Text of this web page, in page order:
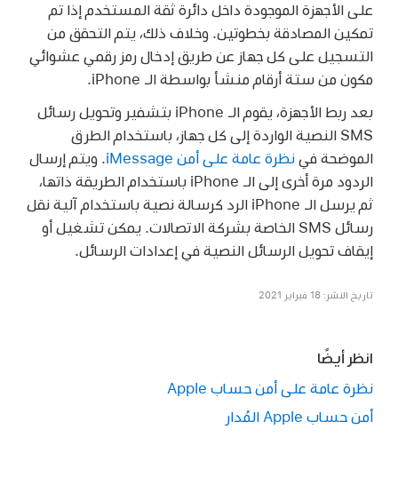
على الأجهزة الموجودة داخل دائرة ثقة المستخدم إذا تم
تمكين المصادقة بخطوتين. وخلاف ذلك، يتم التحقق من
التسجيل على كل جهاز عن طريق إدخال رمز رقمي عشوائي
مكون من ستة أرقام منشأ بواسطة الـ iPhone.
بعد ربط الأجهزة، يقوم الـ iPhone بتشفير وتحويل رسائل
SMS النصية الواردة إلى كل جهاز، باستخدام الطرق
الموضحة في نظرة عامة على أمن iMessage
. ويتم إرسال
الردود مرة أخرى إلى الـ iPhone باستخدام الطريقة ذاتها،
ثم يرسل الـ iPhone الرد كرسالة نصية باستخدام آلية نقل
رسائل SMS الخاصة بشركة الاتصالات. يمكن تشغيل أو
إيقاف تحويل الرسائل النصية في إعدادات الرسائل.
تاريخ النشر: 18 فبراير 2021
انظر أيضًا
نظرة عامة على أمن حساب Apple
أمن حساب Apple المُدار